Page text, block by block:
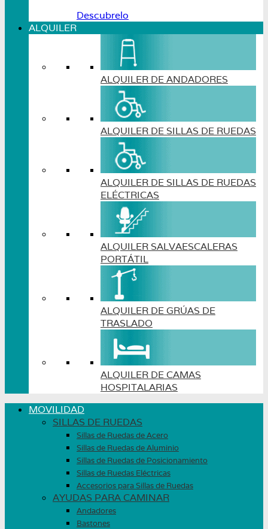
Descubrelo
ALQUILER
ALQUILER DE ANDADORES
ALQUILER DE SILLAS DE RUEDAS
ALQUILER DE SILLAS DE RUEDAS
ELÉCTRICAS
ALQUILER SALVAESCALERAS
PORTÁTIL
ALQUILER DE GRÚAS DE
TRASLADO
ALQUILER DE CAMAS
HOSPITALARIAS
MOVILIDAD
SILLAS DE RUEDAS
Sillas de Ruedas de Acero
Sillas de Ruedas de Aluminio
Sillas de Ruedas de Posicionamiento
Sillas de Ruedas Eléctricas
Accesorios para Sillas de Ruedas
AYUDAS PARA CAMINAR
Andadores
Bastones